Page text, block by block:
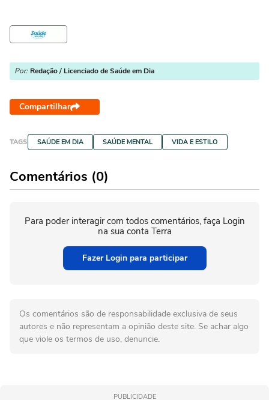
Por: Redação / Licenciado de Saúde em Dia
Compartilhar
TAGS SAÚDE EM DIA SAÚDE MENTAL VIDA E ESTILO
Comentários (0)
Para poder interagir com todos comentários, faça Login
na sua conta Terra
Fazer Login para participar
Os comentários são de responsabilidade exclusiva de seus
autores e não representam a opinião deste site. Se achar algo
que viole os termos de uso, denuncie.
PUBLICIDADE